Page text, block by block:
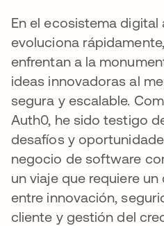
En el ecosistema digital
evoluciona
enfrentan a la
ideas innovadoras al
segura y escalable.
Auth0, he sido testigo
desafíos y
negocio de software
un viaje que requiere
entre innovación,
cliente y gestión del